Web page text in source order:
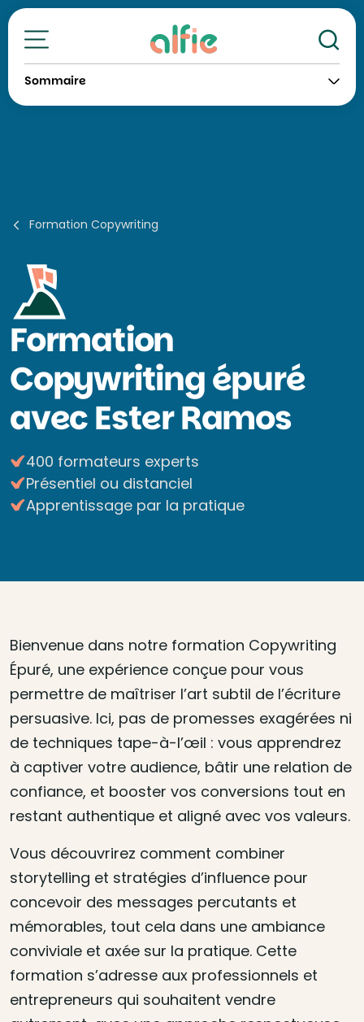
Toutes nos formations
Sommaire
Formation Copywriting
Formation
Copywriting épuré
avec Ester Ramos
400 formateurs experts
Présentiel ou distanciel
Apprentissage par la pratique
Bienvenue dans notre formation Copywriting
Épuré, une expérience conçue pour vous
permettre de maîtriser l’art subtil de l’écriture
persuasive. Ici, pas de promesses exagérées ni
de techniques tape-à-l’œil : vous apprendrez
à captiver votre audience, bâtir une relation de
confiance, et booster vos conversions tout en
restant authentique et aligné avec vos valeurs.
Vous découvrirez comment combiner
storytelling et stratégies d’influence pour
concevoir des messages percutants et
mémorables, tout cela dans une ambiance
conviviale et axée sur la pratique. Cette
formation s’adresse aux professionnels et
entrepreneurs qui souhaitent vendre